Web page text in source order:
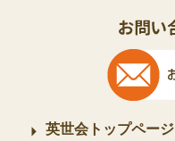
英世会トップページ